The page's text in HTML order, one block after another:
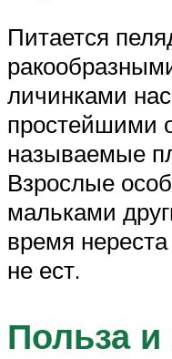
Питается
личинками
простейшими
называемые
Взрослые
мальками
время
не ест.
Польза